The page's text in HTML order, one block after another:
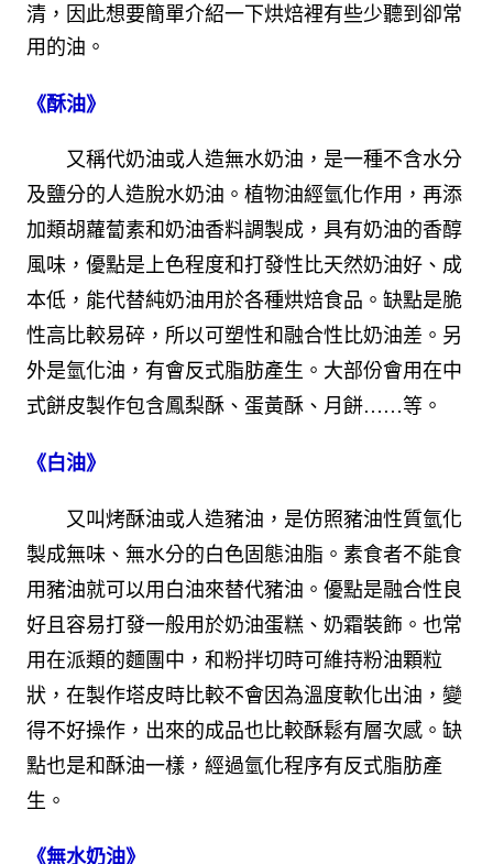
清，因此想要簡單介紹一下烘焙裡有些少聽到卻常
用的油。
《酥油》
又稱代奶油或人造無水奶油，是一種不含水分
及鹽分的人造脫水奶油。植物油經氫化作用，再添
加類胡蘿蔔素和奶油香料調製成，具有奶油的香醇
風味， 優點是上色程度和打發性比天然奶油好、 成
本低， 能代替純奶油用於各種烘焙食品。缺點是脆
性高比較易碎，所以可塑性和融合性比奶油差。另
外是氫化油，有會反式脂肪產生。大部份會用在中
式餅皮製作包含鳳梨酥、蛋黃酥、月餅……等。
《白油》
又叫烤酥油或人造豬油，是仿照豬油性質氫化
製成無味、無水分的白色固態油脂。素食者不能食
用豬油就可以用白油來替代豬油。 優點是融合性良
好且容易打發一般用於奶油蛋糕、奶霜裝飾。也常
用在派類的麵團中，和粉拌切時可維持粉油顆粒
狀，在製作塔皮時比較不會因為溫度軟化出油，變
得不好操作，出來的成品也比較酥鬆有層次感。缺
點也是和酥油一樣，經過氫化程序有反式脂肪產
生。
《無水奶油》